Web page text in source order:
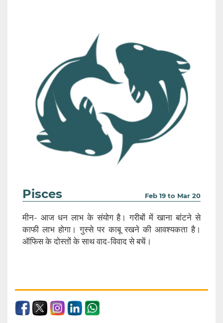
Pisces Feb 19 to Mar 20
मीन- आज धन लाभ के संयोग है। गरीबों में खाना बांटने से
काफी लाभ होगा। गुस्से पर काबू रखने की आवश्यकता है।
ऑफिस के दोस्तों के साथ वाद-विवाद से बचें।